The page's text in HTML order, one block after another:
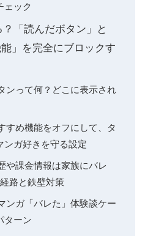
ェック
「読んだボタン」と
能」を完全にブロックす
ンって何？どこに表示され
すめ機能をオフにして、タ
ンガ好きを守る設定
や課金情報は家族にバレ
路と鉄壁対策
ンガ「バレた」体験談ケー
ターン